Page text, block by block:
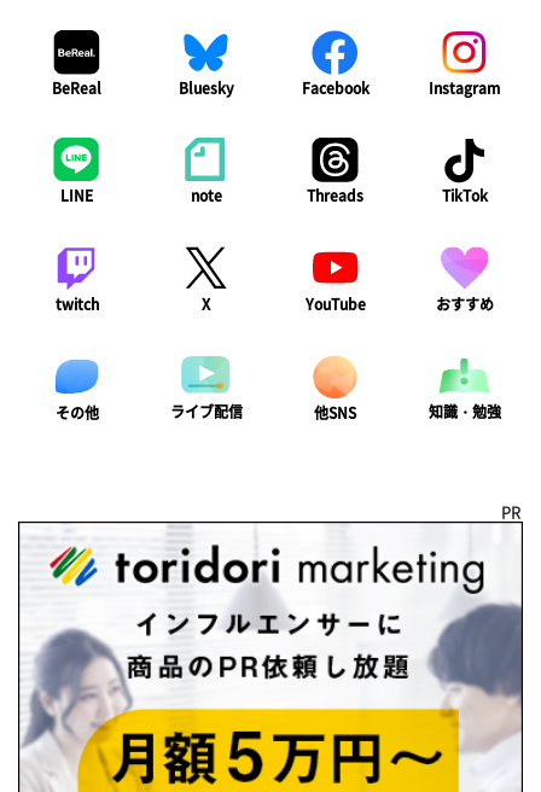
BeReal Bluesky Facebook Instagram
LINE note Threads TikTok
twitch X YouTube おすすめ
その他 ライブ配信 他SNS 知識・勉強
PR